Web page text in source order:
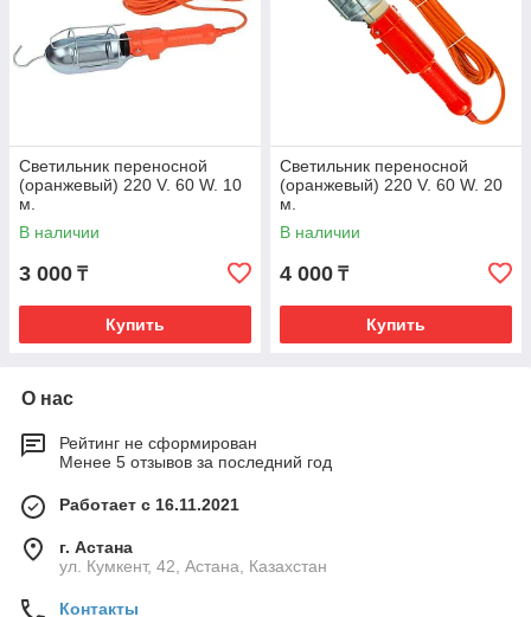
Светильник переносной
(оранжевый) 220 V. 60 W. 10
м.
В наличии
3 000 ₸
Купить
Светильник переносной
(оранжевый) 220 V. 60 W. 20
м.
В наличии
4 000 ₸
Купить
О нас
Рейтинг не сформирован
Менее 5 отзывов за последний год
Работает с 16.11.2021
г. Астана
ул. Кумкент, 42, Астана, Казахстан
Контакты